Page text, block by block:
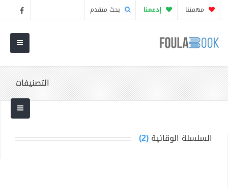
مهمتنا إدعمنا بحث متقدم
التصنيفات
السلسلة الوقائية(2)